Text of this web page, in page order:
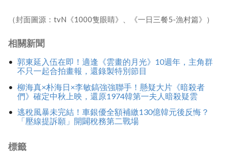
（封面圖源：tvN《1000隻眼睛》、《一日三餐5-漁村篇》）
相關新聞
郭東延入伍在即！適逢《雲畫的月光》10週年，主角群
不只一起合拍畫報，還錄製特別節目
柳海真×朴海日×李敏鎬強強聯手！懸疑大片《暗殺者
們》確定中秋上映，還原1974韓第一夫人暗殺疑雲
逃稅風暴未完結！車銀優全額補繳130億韓元後反悔？
「壓線提訴願」開闢稅務第二戰場
標籤